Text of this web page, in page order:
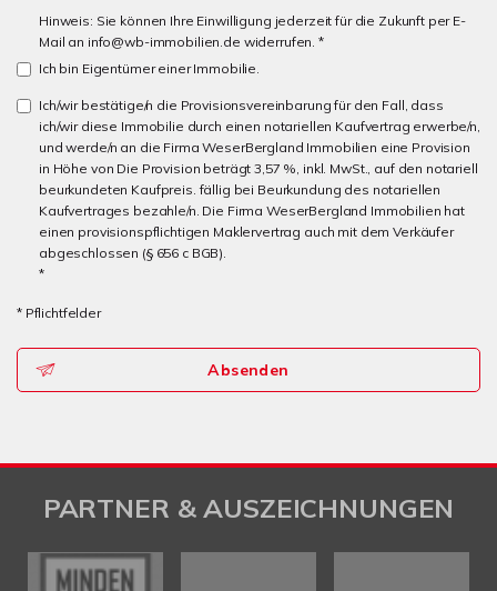
Hinweis: Sie können Ihre Einwilligung jederzeit für die Zukunft per E-
Mail an info@wb-immobilien.de widerrufen. *
Ich bin Eigentümer einer Immobilie.
Ich/wir bestätige/n die Provisionsvereinbarung für den Fall, dass
ich/wir diese Immobilie durch einen notariellen Kaufvertrag erwerbe/n,
und werde/n an die Firma WeserBergland Immobilien eine Provision
in Höhe von Die Provision beträgt 3,57 %, inkl. MwSt., auf den notariell
beurkundeten Kaufpreis. fällig bei Beurkundung des notariellen
Kaufvertrages bezahle/n. Die Firma WeserBergland Immobilien hat
einen provisionspflichtigen Maklervertrag auch mit dem Verkäufer
abgeschlossen (§ 656 c BGB).
*
* Pflichtfelder
Absenden
PARTNER & AUSZEICHNUNGEN